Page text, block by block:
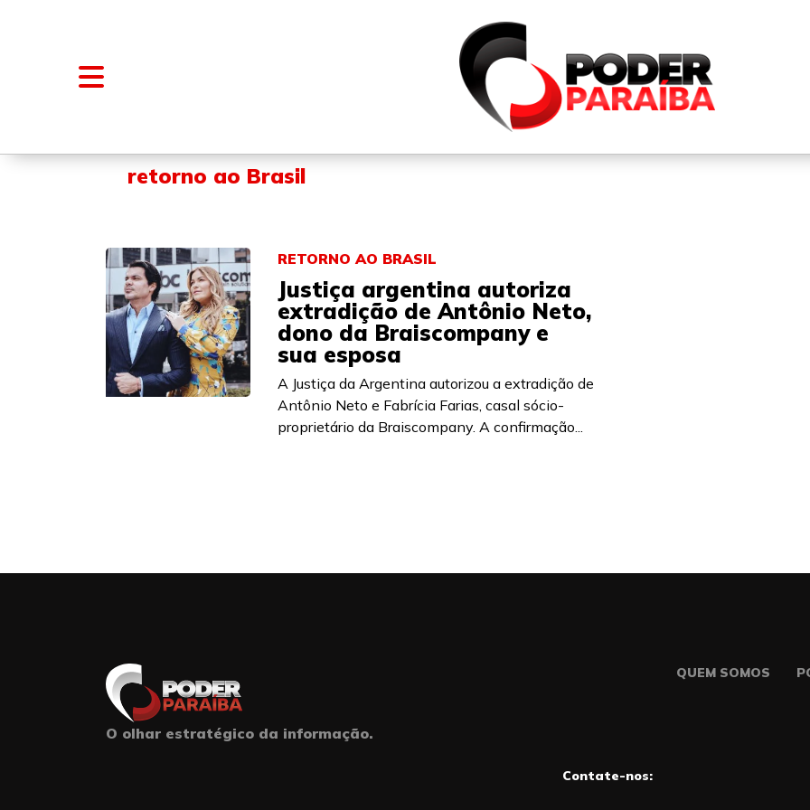
FALE CONOSCO
retorno ao Brasil
RETORNO AO BRASIL
Justiça argentina autoriza
extradição de Antônio Neto,
dono da Braiscompany e
sua esposa
A Justiça da Argentina autorizou a extradição de
Antônio Neto e Fabrícia Farias, casal sócio-
proprietário da Braiscompany. A confirmação...
O olhar estratégico da informação.
QUEM SOMOS
Contate-nos: